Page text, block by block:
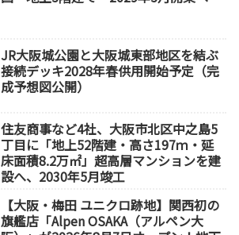
JR大阪城公園と大阪城東部地区を結ぶ
接続デッキ2028年春供用開始予定（完
成予想図公開）
住友商事など4社、大阪市北区中之島5
丁目に「地上52階建・高さ197ｍ・延
床面積8.2万㎡」超高層マンションを建
設へ、2030年5月竣工
【大阪・梅田 ユニクロ跡地】関西初の
旗艦店「Alpen OSAKA（アルペン大